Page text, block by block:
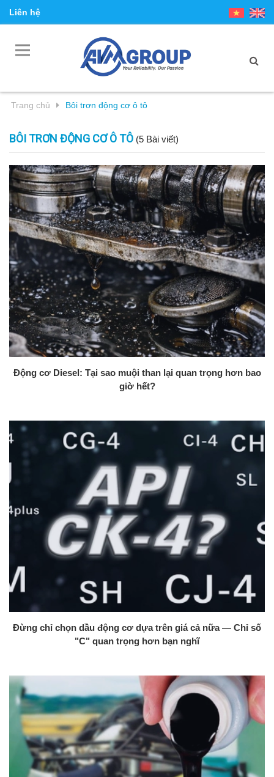
Liên hệ
Trang chủ Bôi trơn động cơ ô tô
BÔI TRƠN ĐỘNG CƠ Ô TÔ (5 Bài viết)
Động cơ Diesel: Tại sao muội than lại quan trọng hơn bao
giờ hết?
Đừng chỉ chọn dầu động cơ dựa trên giá cả nữa — Chỉ số
"C" quan trọng hơn bạn nghĩ